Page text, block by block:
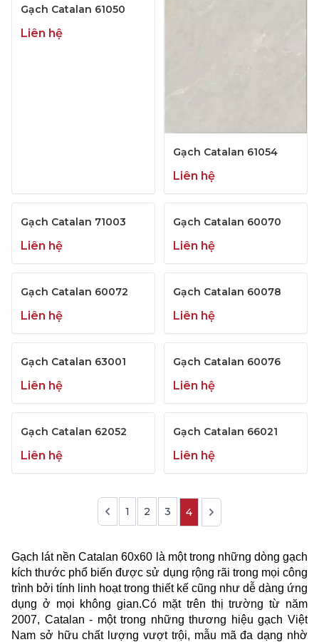
Gạch Catalan 61050
Liên hệ
Gạch Catalan 61054
Liên hệ
Gạch Catalan 71003
Liên hệ
Gạch Catalan 60070
Liên hệ
Gạch Catalan 60072
Liên hệ
Gạch Catalan 60078
Liên hệ
Gạch Catalan 63001
Liên hệ
Gạch Catalan 60076
Liên hệ
Gạch Catalan 62052
Liên hệ
Gạch Catalan 66021
Liên hệ
1 2 3 4
Gạch lát nền Catalan 60x60 là một trong những dòng gạch
kích thước phổ biến được sử dụng rộng rãi trong mọi công
trình bởi tính linh hoạt trong thiết kế cũng như dễ dàng ứng
dụng ở mọi không gian.Có mặt trên thị trường từ năm
2007, Catalan - một trong những thương hiệu gạch Việt
Nam sở hữu chất lượng vượt trội, mẫu mã đa dạng nhờ